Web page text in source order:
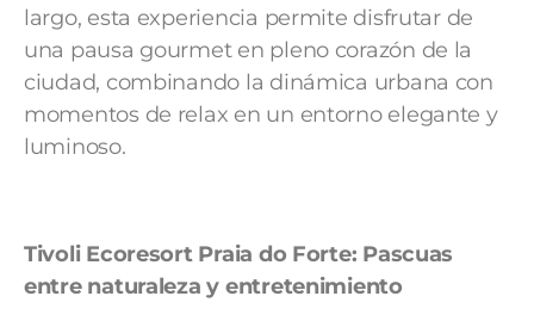
largo, esta experiencia permite disfrutar de
una pausa gourmet en pleno corazón de la
ciudad, combinando la dinámica urbana con
momentos de relax en un entorno elegante y
luminoso.
Tivoli Ecoresort Praia do Forte: Pascuas
entre naturaleza y entretenimiento